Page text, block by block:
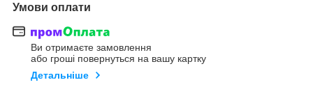
Умови оплати
Ви отримаєте замовлення
або гроші повернуться на вашу картку
Детальніше